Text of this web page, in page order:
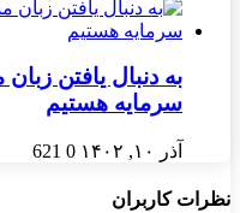
به دنبال یافتن
سرمایه هستیم
آذر ۱۰, ۱۴۰۲ 0
621
نظرات کاربران